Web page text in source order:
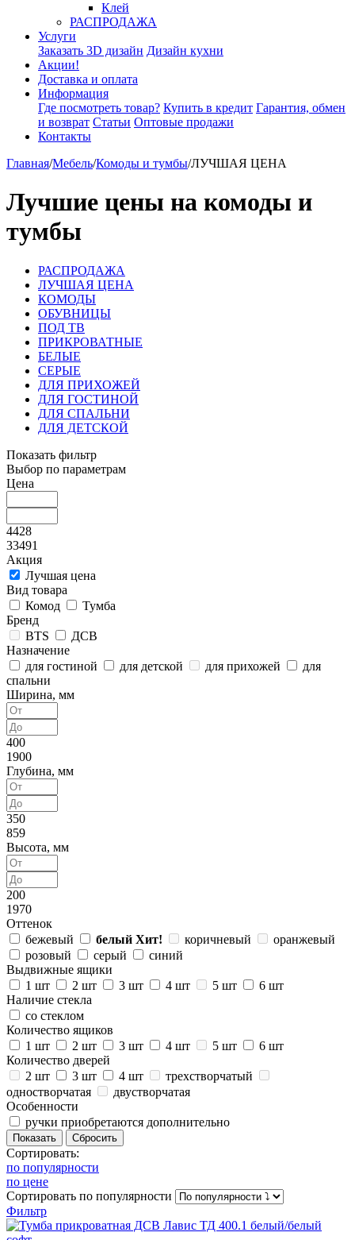
Клей
РАСПРОДАЖА
Услуги
Заказать 3D дизайн Дизайн кухни
Акции!
Доставка и оплата
Информация
Где посмотреть товар? Купить в кредит Гарантия, обмен
и возврат Статьи Оптовые продажи
Контакты
Главная/Мебель/Комоды и тумбы/ЛУЧШАЯ ЦЕНА
Лучшие цены на комоды и
тумбы
РАСПРОДАЖА
ЛУЧШАЯ ЦЕНА
КОМОДЫ
ОБУВНИЦЫ
ПОД ТВ
ПРИКРОВАТНЫЕ
БЕЛЫЕ
СЕРЫЕ
ДЛЯ ПРИХОЖЕЙ
ДЛЯ ГОСТИНОЙ
ДЛЯ СПАЛЬНИ
ДЛЯ ДЕТСКОЙ
Показать фильтр
Выбор по параметрам
Цена
4428
33491
Акция
Лучшая цена
Вид товара
Комод
Тумба
Бренд
BTS
ДСВ
Назначение
для гостиной
для детской для прихожей
для
спальни
Ширина, мм
400
1900
Глубина, мм
350
859
Высота, мм
200
1970
Оттенок
бежевый
белый Хит! коричневый
оранжевый
розовый
серый
синий
Выдвижные ящики
1 шт
2 шт 3 шт 4 шт 5 шт
6 шт
Наличие стекла
со стеклом
Количество ящиков
1 шт
2 шт 3 шт 4 шт 5 шт
6 шт
Количество дверей
2 шт
3 шт 4 шт
трехстворчатый
одностворчатая
двустворчатая
Особенности
ручки приобретаются дополнительно
Сортировать:
по популярности
по цене
Сортировать по популярности
Фильтр